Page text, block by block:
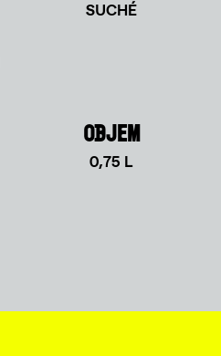
SUCHÉ
OBJEM
0,75 L